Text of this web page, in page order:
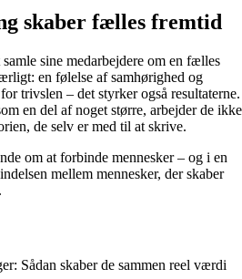
skaber fælles fremtid
sine medarbejdere om en fælles
en følelse af samhørighed og
trivslen – det styrker også resultaterne.
en del af noget større, arbejder de ikke
de selv er med til at skrive.
om at forbinde mennesker – og i en
mellem mennesker, der skaber
Sådan skaber de sammen reel værdi